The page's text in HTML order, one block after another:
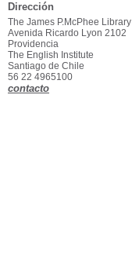
Dirección
The James P.McPhee Library
Avenida Ricardo Lyon 2102
Providencia
The English Institute
Santiago de Chile
56 22 4965100
contacto